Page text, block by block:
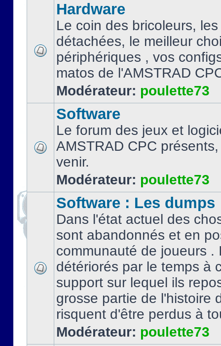
Hardware
Le coin des bricoleurs,
détachées, le meilleur
périphériques , vos
matos de l'AMSTRAD
Modérateur: poulette73
Software
Le forum des jeux et
AMSTRAD CPC
venir.
Modérateur: poulette73
Software : Les dumps
Dans l'état actuel des
sont abandonnés et en
communauté de joueurs .
détériorés par le temps à
support sur lequel ils
grosse partie de l'histoire
risquent d'être perdus à
Modérateur: poulette73